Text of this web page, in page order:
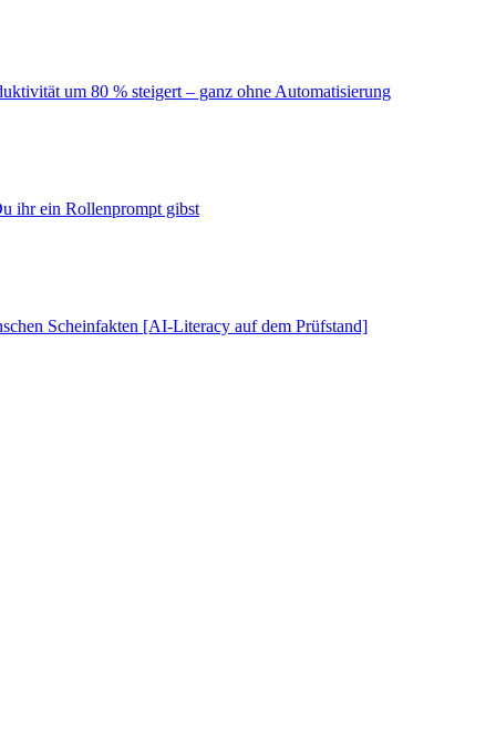
um 80 % steigert – ganz ohne Automatisierung
ihr ein Rollenprompt gibst
Scheinfakten [AI-Literacy auf dem Prüfstand]